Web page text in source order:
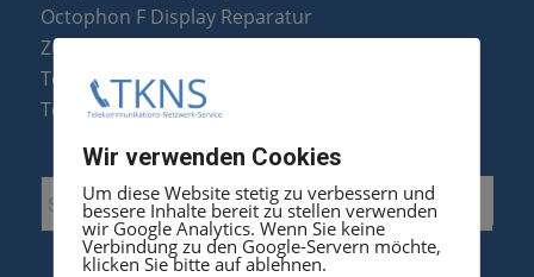
Octophon F Display Reparatur
Zubehör & Ersatzteile
Telefonanlagen Optimierung
Telefonanlagen Erweiterung
Wir verwenden Cookies
Um diese Website stetig zu verbessern und
bessere Inhalte bereit zu stellen verwenden
wir Google Analytics. Wenn Sie keine
Verbindung zu den Google-Servern möchte,
klicken Sie bitte auf ablehnen.